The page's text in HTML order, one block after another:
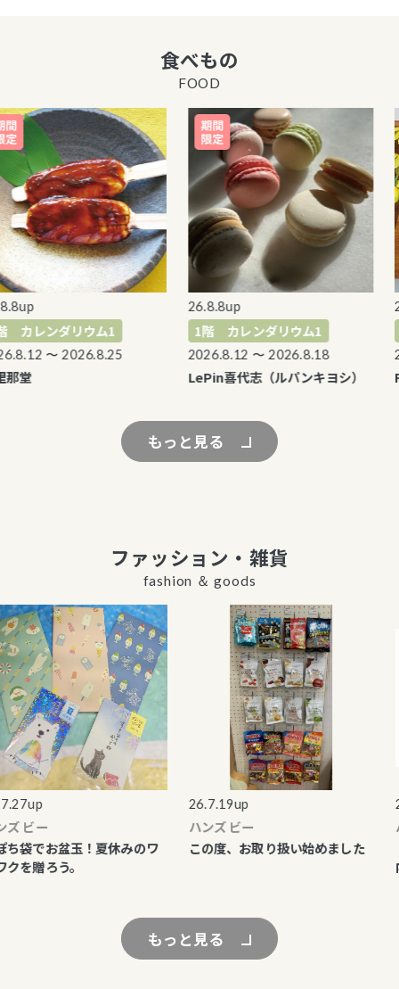
食べもの
FOOD
レンダリウム1
〜 2026.8.25
堂
26.8.8up
1階 カレンダリウム1
2026.8.12 〜 2026.8.18
LePin喜代志（ルパンキヨシ）
もっと見る
ファッション・雑貨
fashion ＆ goods
ビー
袋でお盆玉！夏休みのワ
を贈ろう。
26.7.19up
ハンズ ビー
この度、お取り扱い始めました
もっと見る